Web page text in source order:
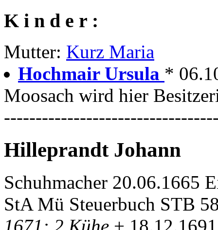
K i n d e r :
Mutter: Kurz Maria
Hochmair Ursula *
Moosach wird hier
Hilleprandt Johann
Schuhmacher 20.06.1665
StA Mü Steuerbuch STB